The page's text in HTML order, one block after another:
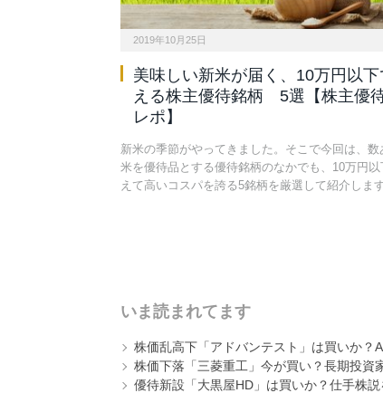
2019年10月25日
美味しい新米が届く、10万円以下
える株主優待銘柄 5選【株主優
レポ】
新米の季節がやってきました。そこで今回は、数
米を優待品とする優待銘柄のなかでも、10万円以
えて高いコスパを誇る5銘柄を厳選して紹介します
いま読まれてます
株価乱高下「アドバンテスト」は買いか？
株価下落「三菱重工」今が買い？長期投資
優待新設「大黒屋HD」は買いか？仕手株